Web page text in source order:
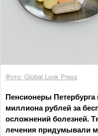
Фото: Global Look Press
Пенсионеры
миллиона рублей за
осложнений болезней.
лечения придумывали